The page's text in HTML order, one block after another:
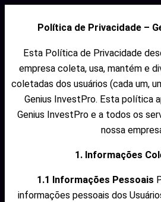
Política de Privacidade –
Esta Política de Privacidade
empresa coleta, usa, mantém e
coletadas dos usuários (cada um,
Genius InvestPro. Esta política
Genius InvestPro e a todos os
nossa
1. Informações
1.1 Informações Pessoais
informações pessoais dos